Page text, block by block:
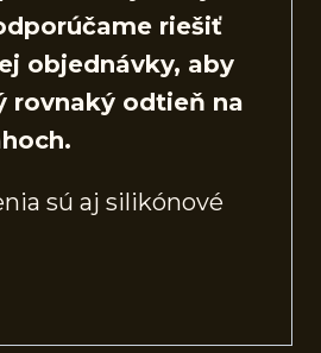
riešiť
objednávky, aby
rovnaký odtieň na
sú aj silikónové